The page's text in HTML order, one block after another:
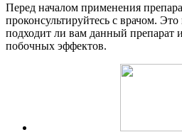
Перед началом применения
проконсультируйтесь с врачом.
подходит ли вам данный препарат
побочных эффектов.